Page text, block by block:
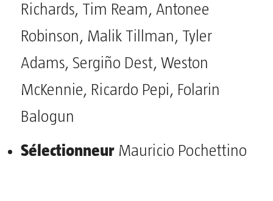
Richards, Tim Ream, Antonee
Robinson, Malik Tillman, Tyler
Adams, Sergiño Dest, Weston
McKennie, Ricardo Pepi, Folarin
Balogun
SélectionneurMauricio Pochettino